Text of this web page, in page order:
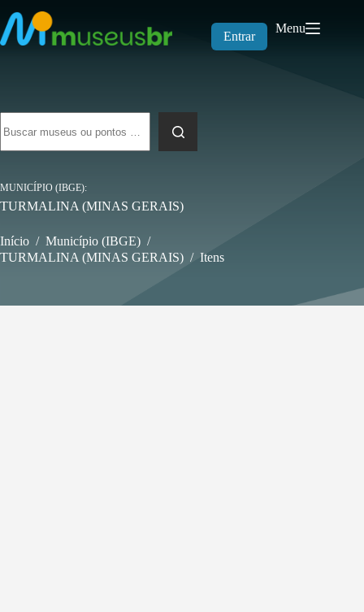
para
o
conteúdo
Entrar
Menu
resultados
MUNICÍPIO (IBGE)
TURMALINA (MINAS GERAIS)
Início / Município (IBGE) /
TURMALINA (MINAS GERAIS) / Itens